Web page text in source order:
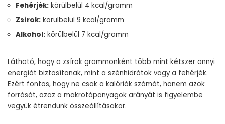
Fehérjék: körülbelül 4 kcal/gramm
Zsírok: körülbelül 9 kcal/gramm
Alkohol: körülbelül 7 kcal/gramm
Látható, hogy a zsírok grammonként több mint kétszer annyi
energiát biztosítanak, mint a szénhidrátok vagy a fehérjék.
Ezért fontos, hogy ne csak a kalóriák számát, hanem azok
forrását, azaz a makrotápanyagok arányát is figyelembe
vegyük étrendünk összeállításakor.